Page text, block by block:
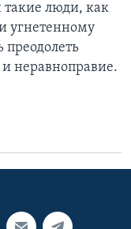
такие люди, как
угнетенному
неравноправие.